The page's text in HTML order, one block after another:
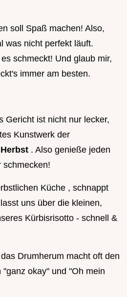
soll Spaß machen! Also,
was nicht perfekt läuft.
schmeckt! Und glaub mir,
immer am besten.
Gericht ist nicht nur lecker,
Kunstwerk der
. Also genieße jeden
schmecken!
Küche , schnappt
uns über die kleinen,
Kürbisrisotto - schnell &
Drumherum macht oft den
okay" und "Oh mein